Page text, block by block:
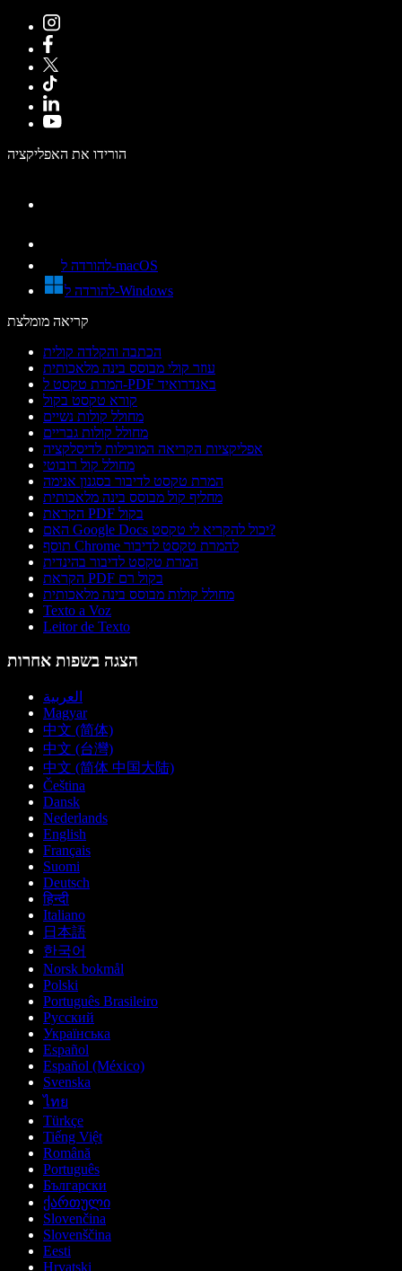
הורידו את האפליקציה
להורדה ל-macOS
להורדה ל-Windows
קריאה מומלצת
הכתבה והקלדה קולית
עוזר קולי מבוסס בינה מלאכותית
המרת טקסט ל-PDF באנדרואיד
קורא טקסט בקול
מחולל קולות נשיים
מחולל קולות גבריים
אפליקציות הקריאה המובילות לדיסלקציה
מחולל קול רובוטי
המרת טקסט לדיבור בסגנון אנימה
מחליף קול מבוסס בינה מלאכותית
הקראת PDF בקול
האם Google Docs יכול להקריא לי טקסט?
תוסף Chrome להמרת טקסט לדיבור
המרת טקסט לדיבור בהינדית
הקראת PDF בקול רם
מחולל קולות מבוסס בינה מלאכותית
Texto a Voz
Leitor de Texto
הצגה בשפות אחרות
العربية
Magyar
中文 (简体)
中文 (台灣)
中文 (简体 中国大陆)
Čeština
Dansk
Nederlands
English
Français
Suomi
Deutsch
हिन्दी
Italiano
日本語
한국어
Norsk bokmål
Polski
Português Brasileiro
Русский
Українська
Español
Español (México)
Svenska
ไทย
Türkçe
Tiếng Việt
Română
Português
Български
ქართული
Slovenčina
Slovenščina
Eesti
Hrvatski